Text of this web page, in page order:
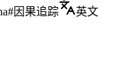
#因果追踪 英文